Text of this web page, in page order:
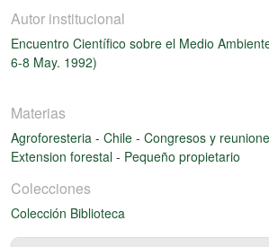
Autor institucional
Encuentro Científico sobre el Medio
6-8 May. 1992)
Materias
Agroforesteria - Chile - Congresos y
Extension forestal - Pequeño propietario
Colecciones
Colección Biblioteca